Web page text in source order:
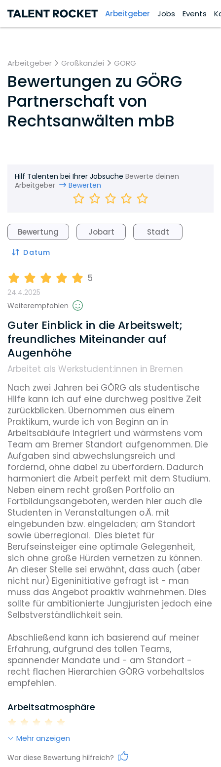
Arbeitgeber Jobs Events
Arbeitgeber Großkanzlei GÖRG
Bewertungen zu GÖRG
Partnerschaft von
Rechtsanwälten mbB
Hilf Talenten bei Ihrer Jobsuche Bewerte deinen
Arbeitgeber
Bewerten
Bewertung Jobart Stadt
Datum
5
24.4.2025
Weiterempfohlen
Guter Einblick in die Arbeitswelt;
freundliches Miteinander auf
Augenhöhe
Arbeitet als Werkstudent:innen in Bremen
Nach zwei Jahren bei GÖRG als studentische
Hilfe kann ich auf eine durchweg positive Zeit
zurückblicken. Übernommen aus einem
Praktikum, wurde ich von Beginn an in
Arbeitsabläufe integriert und wärmstens vom
Team am Bremer Standort aufgenommen. Die
Aufgaben sind abwechslungsreich und
fordernd, ohne dabei zu überfordern. Dadurch
harmoniert die Arbeit perfekt mit dem Studium.
Neben einem recht großen Portfolio an
Fortbildungsangeboten, werden hier auch die
Studenten in Veranstaltungen o.Ä. mit
eingebunden bzw. eingeladen; am Standort
sowie überregional.  Dies bietet für
Berufseinsteiger eine optimale Gelegenheit,
sich ohne große Hürden vernetzen zu können.
An dieser Stelle sei erwähnt, dass auch (aber
nicht nur) Eigeninitiative gefragt ist - man
muss das Angebot proaktiv wahrnehmen. Dies
sollte für ambitionierte Jungjuristen jedoch eine
Selbstverständlichkeit sein.
Abschließend kann ich basierend auf meiner
Erfahrung, aufgrund des tollen Teams,
spannender Mandate und - am Standort -
recht flachen Hierarchien GÖRG vorbehaltslos
empfehlen.
Arbeitsatmosphäre
Mehr anzeigen
War diese Bewertung hilfreich?